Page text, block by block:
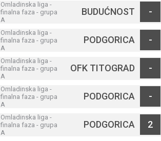
Omladinska liga -
finalna faza - grupa
A
BUDUĆNOST -
Omladinska liga -
finalna faza - grupa
A
PODGORICA -
Omladinska liga -
finalna faza - grupa
A
OFK TITOGRAD -
Omladinska liga -
finalna faza - grupa
A
PODGORICA -
Omladinska liga -
finalna faza - grupa
A
PODGORICA 2